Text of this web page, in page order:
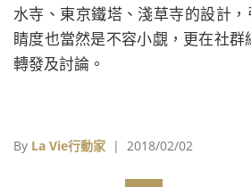
水寺、東京鐵塔、淺草寺的設計
睛度也當然是不容小覷，更在社
轉發及討論。
By La Vie行動家 | 2018/02/02